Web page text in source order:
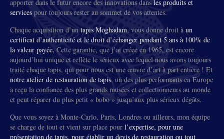
apporter dans le futur encore des innovations dans les produits et
services pour toujours rester au sommet de vos attentes.
Chaque acquisition d’un tapis Moghadam, vous donne droit à un
certificat d’authenticité et le droit d’échanger pendant 5 ans à 100% de
la valeur payée. Cette garantie, que j’ai créee en 1965, est encore
aujourd’hui unique et reflète le sérieux avec lequel nous avons toujours
traité chaque tapis, qui pour nous est une œuvre d’art à part entière ! Et
notre atelier de restauration de tapis, un des plus performants en Europe
a reçu la confiance des plus grands musées et collectionneurs au monde
et peut réparer du plus petit « bobo » jusqu’aux plus sérieux dégâts.
Que vous soyez à Monte-Carlo, Paris, Londres ou ailleurs, mon équipe
se charge de tout et vient sur place pour l’expertise, pour une
présentation de tapis, pour établir un devis de restauration ou tout